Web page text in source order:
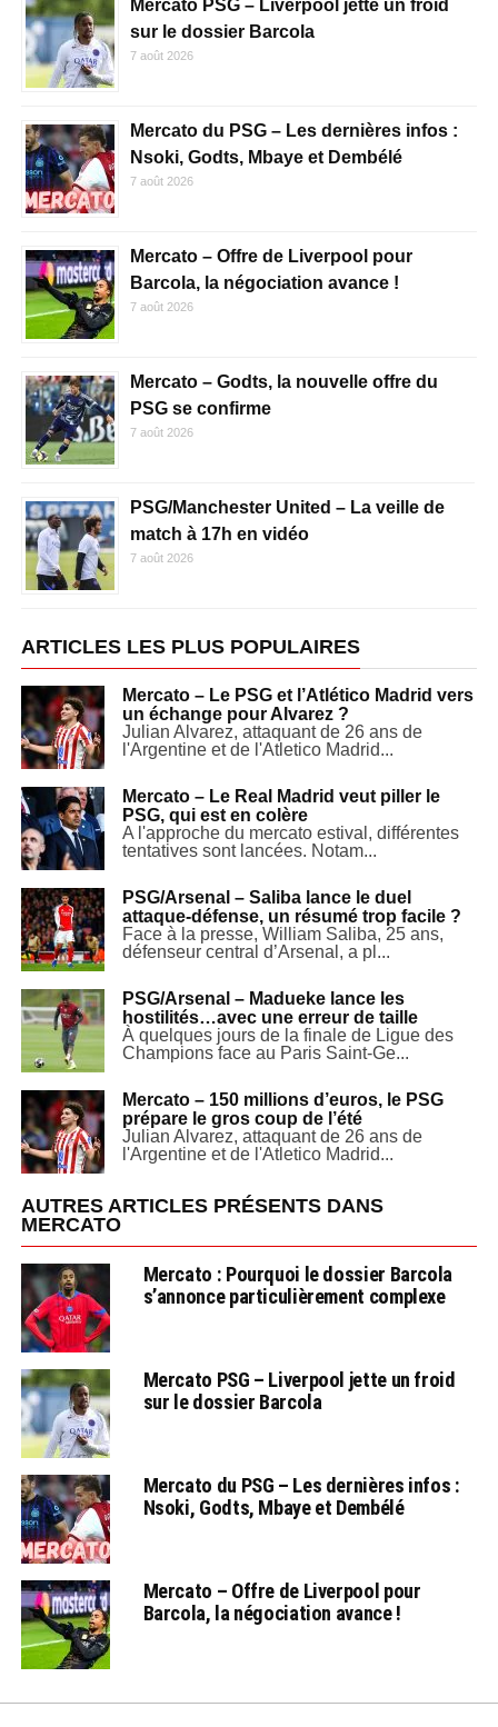
Mercato PSG – Liverpool jette un froid
sur le dossier Barcola
7 août 2026
Mercato du PSG – Les dernières infos :
Nsoki, Godts, Mbaye et Dembélé
7 août 2026
Mercato – Offre de Liverpool pour
Barcola, la négociation avance !
7 août 2026
Mercato – Godts, la nouvelle offre du
PSG se confirme
7 août 2026
PSG/Manchester United – La veille de
match à 17h en vidéo
7 août 2026
ARTICLES LES PLUS POPULAIRES
Mercato – Le PSG et l’Atlético Madrid vers
un échange pour Alvarez ?
Julian Alvarez, attaquant de 26 ans de
l'Argentine et de l'Atletico Madrid...
Mercato – Le Real Madrid veut piller le
PSG, qui est en colère
A l'approche du mercato estival, différentes
tentatives sont lancées. Notam...
PSG/Arsenal – Saliba lance le duel
attaque-défense, un résumé trop facile ?
Face à la presse, William Saliba, 25 ans,
défenseur central d’Arsenal, a pl...
PSG/Arsenal – Madueke lance les
hostilités…avec une erreur de taille
À quelques jours de la finale de Ligue des
Champions face au Paris Saint-Ge...
Mercato – 150 millions d’euros, le PSG
prépare le gros coup de l’été
Julian Alvarez, attaquant de 26 ans de
l'Argentine et de l'Atletico Madrid...
AUTRES ARTICLES PRÉSENTS DANS
MERCATO
Mercato : Pourquoi le dossier Barcola
s’annonce particulièrement complexe
Mercato PSG – Liverpool jette un froid
sur le dossier Barcola
Mercato du PSG – Les dernières infos :
Nsoki, Godts, Mbaye et Dembélé
Mercato – Offre de Liverpool pour
Barcola, la négociation avance !